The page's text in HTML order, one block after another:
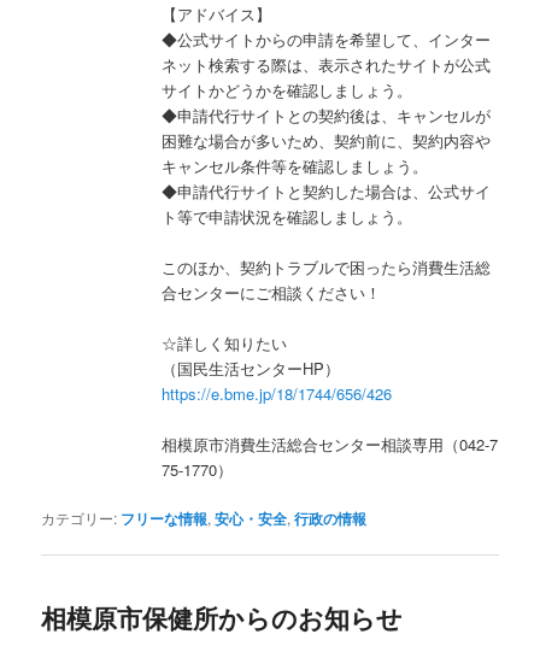
【アドバイス】
◆公式サイトからの申請を希望して、インター
ネット検索する際は、表示されたサイトが公式
サイトかどうかを確認しましょう。
◆申請代行サイトとの契約後は、キャンセルが
困難な場合が多いため、契約前に、契約内容や
キャンセル条件等を確認しましょう。
◆申請代行サイトと契約した場合は、公式サイ
ト等で申請状況を確認しましょう。
このほか、契約トラブルで困ったら消費生活総
合センターにご相談ください！
☆詳しく知りたい
（国民生活センターHP）
https://e.bme.jp/18/1744/656/426
相模原市消費生活総合センター相談専用（042-7
75-1770）
カテゴリー: フリーな情報,安心・安全,行政の情報
相模原市保健所からのお知らせ